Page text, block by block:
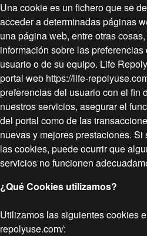
Una cookie es un fichero que se
acceder a determinadas páginas
una página web, entre otras
información sobre las
usuario o de su equipo. Life
portal web https://life-
preferencias del usuario con el fin
nuestros servicios, asegurar el
del portal como de las
nuevas y mejores prestaciones.
las cookies, puede ocurrir que
servicios no funcionen
¿Qué Cookies utilizamos?
Utilizamos las siguientes cookies
repolyuse.com/: